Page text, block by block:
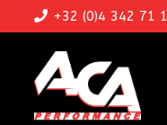
+32 (0)4 342 71